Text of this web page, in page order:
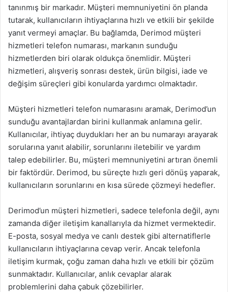
tanınmış bir markadır. Müşteri memnuniyetini ön planda
tutarak, kullanıcıların ihtiyaçlarına hızlı ve etkili bir şekilde
yanıt vermeyi amaçlar. Bu bağlamda, Derimod müşteri
hizmetleri telefon numarası, markanın sunduğu
hizmetlerden biri olarak oldukça önemlidir. Müşteri
hizmetleri, alışveriş sonrası destek, ürün bilgisi, iade ve
değişim süreçleri gibi konularda yardımcı olmaktadır.
Müşteri hizmetleri telefon numarasını aramak, Derimod’un
sunduğu avantajlardan birini kullanmak anlamına gelir.
Kullanıcılar, ihtiyaç duydukları her an bu numarayı arayarak
sorularına yanıt alabilir, sorunlarını iletebilir ve yardım
talep edebilirler. Bu, müşteri memnuniyetini artıran önemli
bir faktördür. Derimod, bu süreçte hızlı geri dönüş yaparak,
kullanıcıların sorunlarını en kısa sürede çözmeyi hedefler.
Derimod’un müşteri hizmetleri, sadece telefonla değil, aynı
zamanda diğer iletişim kanallarıyla da hizmet vermektedir.
E-posta, sosyal medya ve canlı destek gibi alternatiflerle
kullanıcıların ihtiyaçlarına cevap verir. Ancak telefonla
iletişim kurmak, çoğu zaman daha hızlı ve etkili bir çözüm
sunmaktadır. Kullanıcılar, anlık cevaplar alarak
problemlerini daha çabuk çözebilirler.